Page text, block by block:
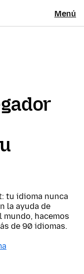
Menú
tu idioma nunca
la ayuda de
hacemos
de 90 idiomas.